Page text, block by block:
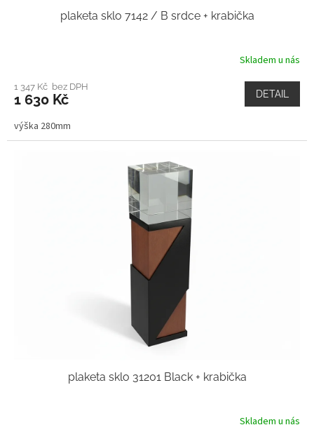
plaketa sklo 7142 / B srdce + krabička
Skladem u nás
1 347 Kč bez DPH
1 630 Kč DETAIL
výška 280mm
plaketa sklo 31201 Black + krabička
Skladem u nás